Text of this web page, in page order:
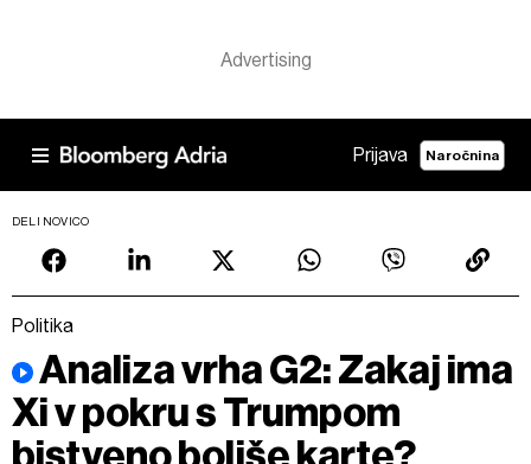
Prijava Naročnina
DELI NOVICO
Politika
Analiza vrha G2: Zakaj ima
Xi v pokru s Trumpom